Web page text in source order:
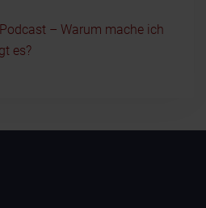
– Warum mache ich
es?